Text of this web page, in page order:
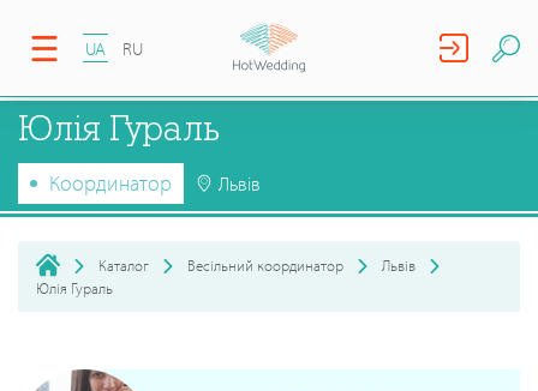
UA RU
Юлія Гураль
Координатор Львів
Каталог Весільний координатор
Львів
Юлія Гураль